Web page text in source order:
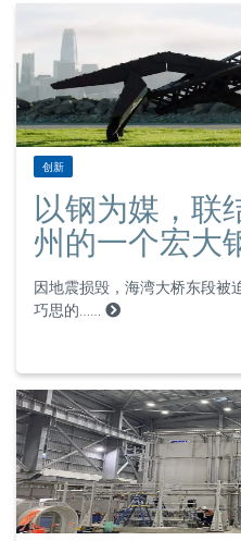
创新
以钢为媒，联
州的一个宏大
因地震损毁，海湾大桥东段被
巧思的……